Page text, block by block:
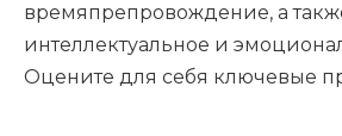
времяпрепровождение, а
интеллектуальное и
Оцените для себя ключевые